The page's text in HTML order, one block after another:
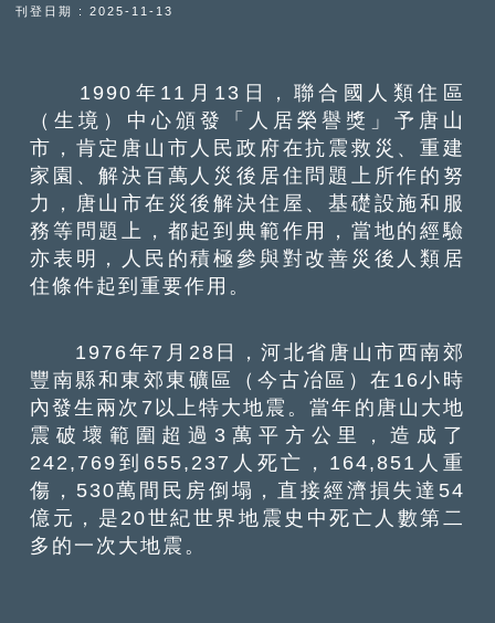
刊登日期 : 2025-11-13
1990年11月13日，聯合國人類住區
（生境）中心頒發「人居榮譽獎」予唐山
市，肯定唐山市人民政府在抗震救災、重建
家園、解決百萬人災後居住問題上所作的努
力，唐山市在災後解決住屋、基礎設施和服
務等問題上，都起到典範作用，當地的經驗
亦表明，人民的積極參與對改善災後人類居
住條件起到重要作用。
1976年7月28日，河北省唐山市西南郊
豐南縣和東郊東礦區（今古冶區）在16小時
內發生兩次7以上特大地震。當年的唐山大地
震破壞範圍超過3萬平方公里，造成了
242,769到655,237人死亡，164,851人重
傷，530萬間民房倒塌，直接經濟損失達54
億元，是20世紀世界地震史中死亡人數第二
多的一次大地震。